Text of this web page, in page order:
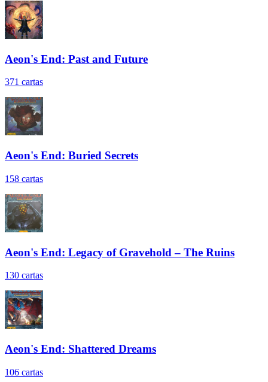
Aeon's End: Past and Future
371 cartas
Aeon's End: Buried Secrets
158 cartas
Aeon's End: Legacy of Gravehold – The Ruins
130 cartas
Aeon's End: Shattered Dreams
106 cartas